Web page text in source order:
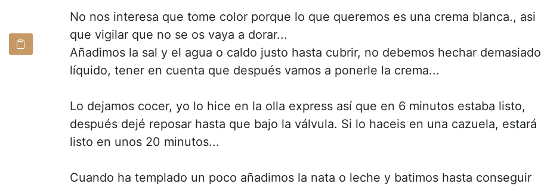
No nos interesa que tome color porque lo que queremos es una crema blanca., asi
que vigilar que no se os vaya a dorar...
Añadimos la sal y el agua o caldo justo hasta cubrir, no debemos hechar demasiado
líquido, tener en cuenta que después vamos a ponerle la crema...
Lo dejamos cocer, yo lo hice en la olla express así que en 6 minutos estaba listo,
después dejé reposar hasta que bajo la válvula. Si lo haceis en una cazuela, estará
listo en unos 20 minutos...
Cuando ha templado un poco añadimos la nata o leche y batimos hasta conseguir